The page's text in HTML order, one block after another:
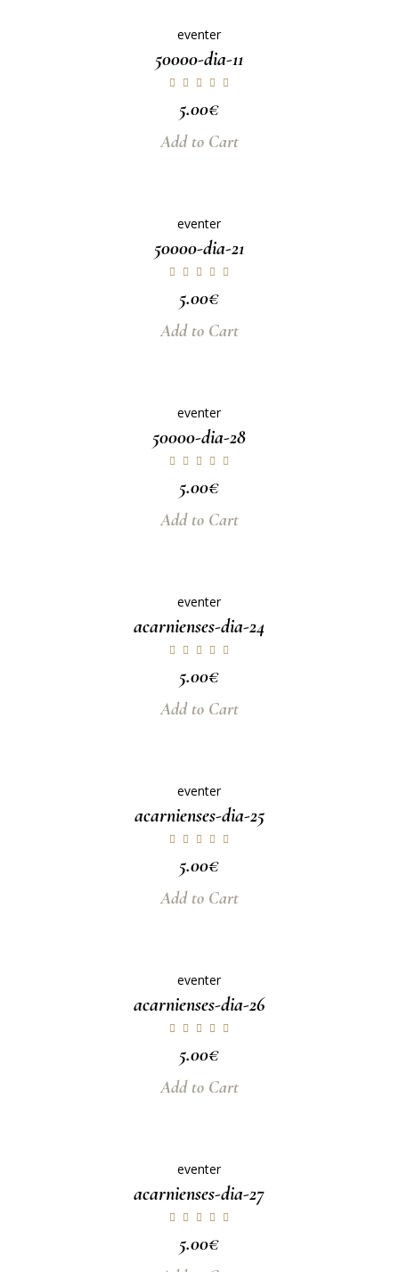
eventer
50000-dia-11
5.00€
Add to Cart
eventer
50000-dia-21
5.00€
Add to Cart
eventer
50000-dia-28
5.00€
Add to Cart
eventer
acarnienses-dia-24
5.00€
Add to Cart
eventer
acarnienses-dia-25
5.00€
Add to Cart
eventer
acarnienses-dia-26
5.00€
Add to Cart
eventer
acarnienses-dia-27
5.00€